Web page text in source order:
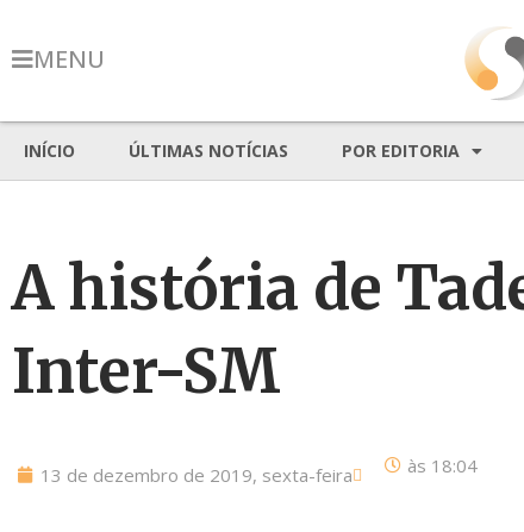
MENU
INÍCIO ÚLTIMAS NOTÍCIAS POR EDITORIA
A história de
Inter-SM
13 de dezembro de 2019, sexta-feira às 18:04